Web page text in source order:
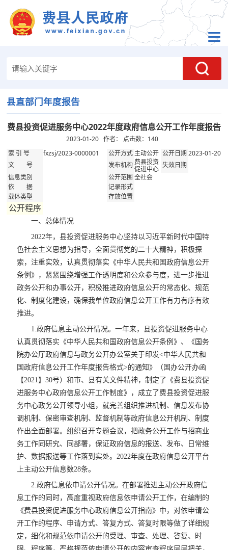
县直部门年度报告
费县投资促进服务中心2022年度政府信息公开工作年度报告
2023-01-20 作者： 点击数： 140
索 引 号 fxzsj/2023-0000001 公开方式 主动公开 公开日期2023-01-20
文 号 发布机构费县投资
促进中心 失效日期
信息类别
公开范围全社会
依 据
记录形式
载体类型
存放位置
公开程序
一、总体情况
2022年，县投资促进服务中心坚持以习近平新时代中国特
色社会主义思想为指导，全面贯彻党的二十大精神，积极探
索，注重实效，认真贯彻落实《中华人民共和国政府信息公开
条例》，紧紧围绕增强工作透明度和公众参与度，进一步推进
政务公开和办事公开，积极推进政府信息公开的常态化、规范
化、制度化建设，确保我单位政府信息公开工作有力有序有效
推进。
1.政府信息主动公开情况。一年来，县投资促进服务中心
认真贯彻落实《中华人民共和国政府信息公开条例》、《国务
院办公厅政府信息与政务公开办公室关于印发<中华人民共和
国政府信息公开工作年度报告格式>的通知》（国办公开办函
【2021】30号）和市、县有关文件精神，制定了《费县投资促
进服务中心政府信息公开工作制度》，成立了费县投资促进服
务中心政务公开领导小组，就完善组织推进机制、信息发布协
调机制、保密审查机制、监督机制等政府信息公开机制、制度
作出全面部署。组织召开专题会议，把政务公开工作与招商业
务工作同研究、同部署，保证政府信息的报送、发布、日常维
护、数据报送等工作落到实处。2022年度在政府信息公开平台
上主动公开信息数28条。
2.政府信息依申请公开情况。在部署推进主动公开政府信
息工作的同时，高度重视政府信息依申请公开工作，在编制的
《费县投资促进服务中心政府信息公开指南》中，对依申请公
开工作的程序、申请方式、答复方式、答复时限等做了详细规
定，细化和规范依申请公开的受理、审查、处理、答复、时